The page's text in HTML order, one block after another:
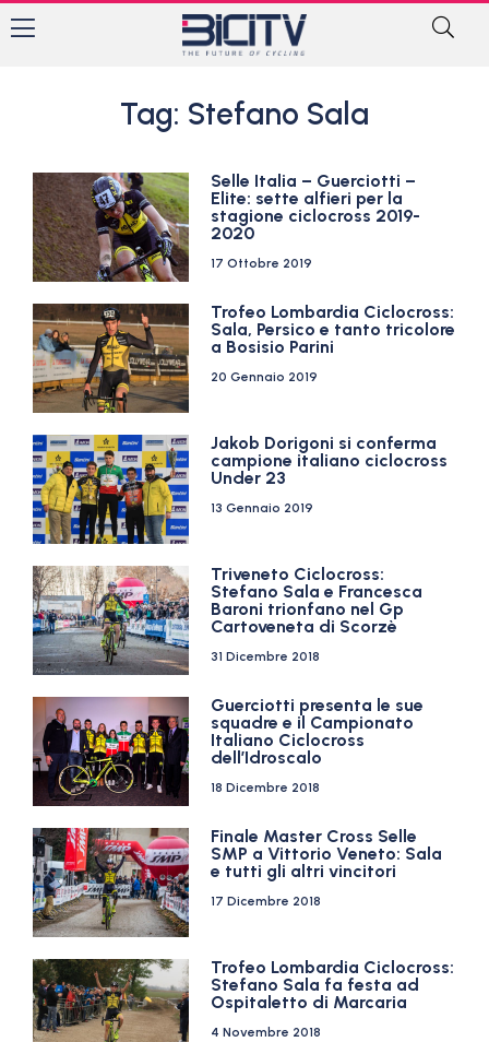
Tag: Stefano Sala
Selle Italia – Guerciotti –
Elite: sette alfieri per la
stagione ciclocross 2019-
2020
17 Ottobre 2019
Trofeo Lombardia Ciclocross:
Sala, Persico e tanto tricolore
a Bosisio Parini
20 Gennaio 2019
Jakob Dorigoni si conferma
campione italiano ciclocross
Under 23
13 Gennaio 2019
Triveneto Ciclocross:
Stefano Sala e Francesca
Baroni trionfano nel Gp
Cartoveneta di Scorzè
31 Dicembre 2018
Guerciotti presenta le sue
squadre e il Campionato
Italiano Ciclocross
dell’Idroscalo
18 Dicembre 2018
Finale Master Cross Selle
SMP a Vittorio Veneto: Sala
e tutti gli altri vincitori
17 Dicembre 2018
Trofeo Lombardia Ciclocross:
Stefano Sala fa festa ad
Ospitaletto di Marcaria
4 Novembre 2018